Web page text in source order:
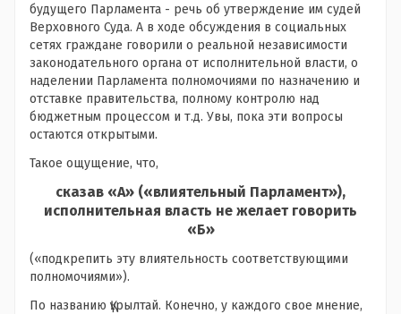
будущего Парламента - речь об утверждение им судей
Верховного Суда. А в ходе обсуждения в социальных
сетях граждане говорили о реальной независимости
законодательного органа от исполнительной власти, о
наделении Парламента полномочиями по назначению и
отставке правительства, полному контролю над
бюджетным процессом и т.д. Увы, пока эти вопросы
остаются открытыми.
Такое ощущение, что,
сказав «А» («влиятельный Парламент»),
исполнительная власть не желает говорить
«Б»
(«подкрепить эту влиятельность соответствующими
полномочиями»).
По названию Құрылтай. Конечно, у каждого свое мнение,